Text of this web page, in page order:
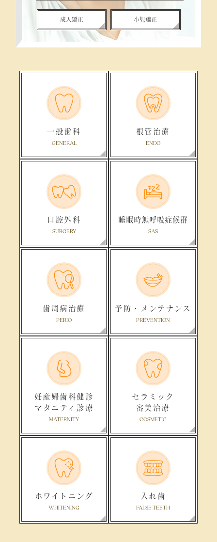
成人矯正 小児矯正
一般歯科
GENERAL
根管治療
ENDO
口腔外科
SURGERY
睡眠時無呼吸症候群
SAS
歯周病治療
PERIO
予防・メンテナンス
PREVENTION
妊産婦歯科健診
マタニティ診療
MATERNITY
セラミック
審美治療
COSMETIC
ホワイトニング
WHITENING
入れ歯
FALSE TEETH